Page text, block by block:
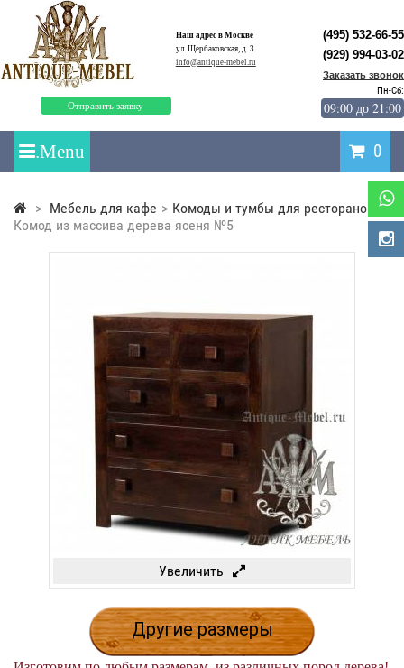
Наш адрес в Москве
ул. Щербаковская, д. 3
info@antique-mebel.ru
Отправить заявку
(495) 532-66-55
(929) 994-03-02
Заказать звонок
Пн-Сб:
09:00 до 21:00
0
> Мебель для кафе > Комоды и тумбы для ресторанов
>
Комод из массива дерева ясеня №5
Увеличить
Другие размеры